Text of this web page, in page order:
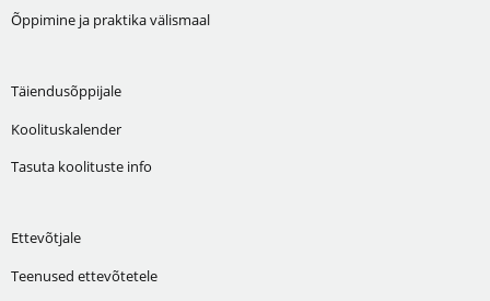
Õppimine ja praktika välismaal
Täiendusõppijale
Koolituskalender
Tasuta koolituste info
Ettevõtjale
Teenused ettevõtetele